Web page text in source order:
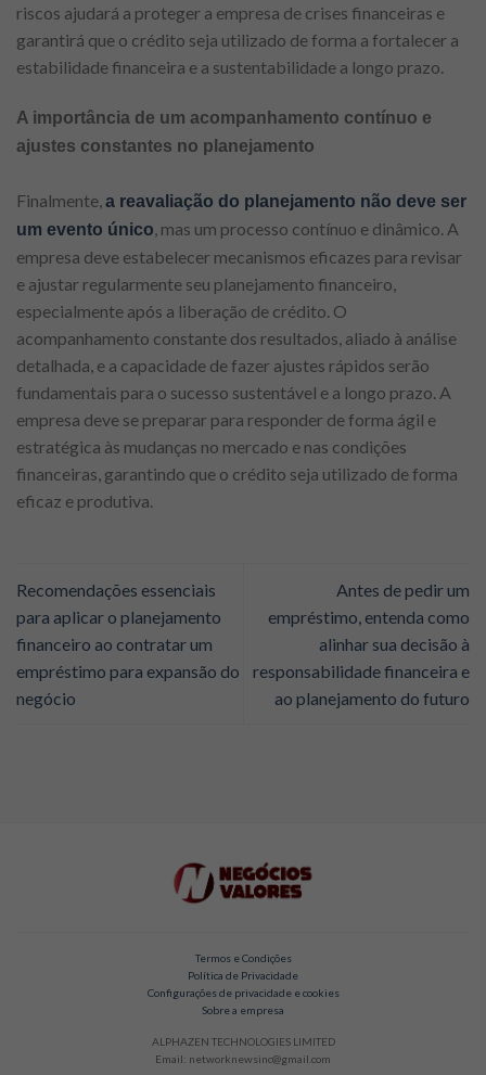
riscos ajudará a proteger a empresa de crises financeiras e
garantirá que o crédito seja utilizado de forma a fortalecer a
estabilidade financeira e a sustentabilidade a longo prazo.
A importância de um acompanhamento contínuo e
ajustes constantes no planejamento
Finalmente, a reavaliação do planejamento não deve ser
um evento único , mas um processo contínuo e dinâmico. A
empresa deve estabelecer mecanismos eficazes para revisar
e ajustar regularmente seu planejamento financeiro,
especialmente após a liberação de crédito. O
acompanhamento constante dos resultados, aliado à análise
detalhada, e a capacidade de fazer ajustes rápidos serão
fundamentais para o sucesso sustentável e a longo prazo. A
empresa deve se preparar para responder de forma ágil e
estratégica às mudanças no mercado e nas condições
financeiras, garantindo que o crédito seja utilizado de forma
eficaz e produtiva.
Recomendações essenciais
para aplicar o planejamento
financeiro ao contratar um
empréstimo para expansão do
negócio
Antes de pedir um
empréstimo, entenda como
alinhar sua decisão à
responsabilidade financeira e
ao planejamento do futuro
Termos e Condições
Política de Privacidade
Configurações de privacidade e cookies
Sobre a empresa
ALPHAZEN TECHNOLOGIES LIMITED
Email: networknewsinc@gmail.com